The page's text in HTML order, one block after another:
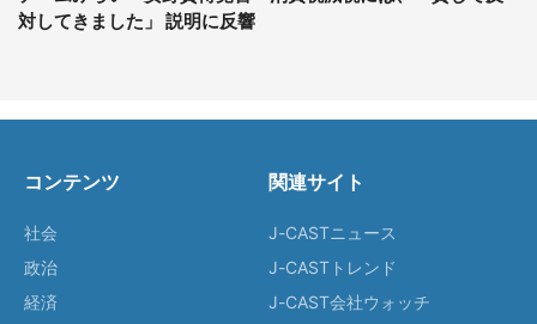
対してきました」 説明に反響
コンテンツ
社会
政治
経済
関連サイト
J-CASTニュース
J-CASTトレンド
J-CAST会社ウォッチ